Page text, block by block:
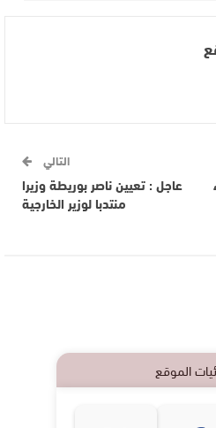
التالي
عاجل : تعيين ناصر بوريطة وزيرا
منتدبا لوزير الخارجية
الموقع